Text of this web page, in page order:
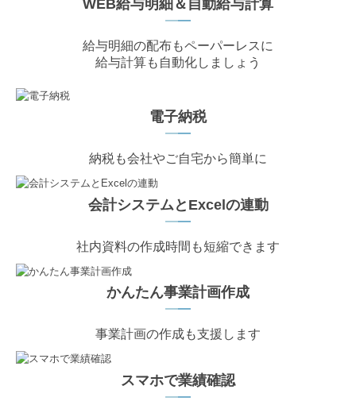
WEB給与明細＆自動給与計算
━━
給与明細の配布もペーパーレスに
給与計算も自動化しましょう
電子納税
━━
納税も会社やご自宅から簡単に
会計システムとExcelの連動
━━
社内資料の作成時間も短縮できます
かんたん事業計画作成
━━
事業計画の作成も支援します
スマホで業績確認
━━